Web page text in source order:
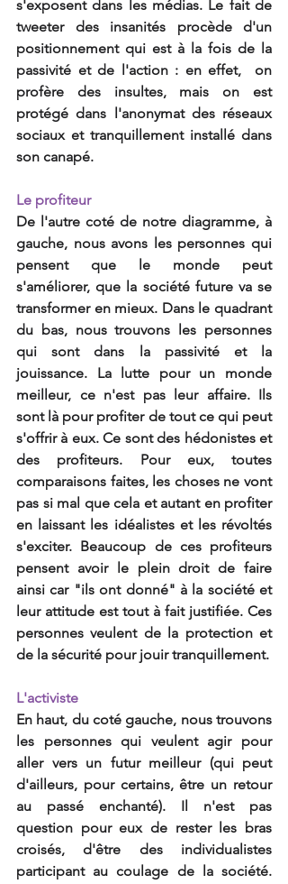
s'exposent dans les médias. Le fait de
tweeter des insanités procède d'un
positionnement qui est à la fois de la
passivité et de l'action : en effet,  on
profère des insultes, mais on est
protégé dans l'anonymat des réseaux
sociaux et tranquillement installé dans
son canapé.
Le profiteur
De l'autre coté de notre diagramme, à
gauche, nous avons les personnes qui
pensent que le monde peut
s'améliorer, que la société future va se
transformer en mieux. Dans le quadrant
du bas, nous trouvons les personnes
qui sont dans la passivité et la
jouissance. La lutte pour un monde
meilleur, ce n'est pas leur affaire. Ils
sont là pour profiter de tout ce qui peut
s'offrir à eux. Ce sont des hédonistes et
des profiteurs. Pour eux, toutes
comparaisons faites, les choses ne vont
pas si mal que cela et autant en profiter
en laissant les idéalistes et les révoltés
s'exciter. Beaucoup de ces profiteurs
pensent avoir le plein droit de faire
ainsi car "ils ont donné" à la société et
leur attitude est tout à fait justifiée. Ces
personnes veulent de la protection et
de la sécurité pour jouir tranquillement.
L'activiste
En haut, du coté gauche, nous trouvons
les personnes qui veulent agir pour
aller vers un futur meilleur (qui peut
d'ailleurs, pour certains, être un retour
au passé enchanté). Il n'est pas
question pour eux de rester les bras
croisés, d'être des individualistes
participant au coulage de la société.